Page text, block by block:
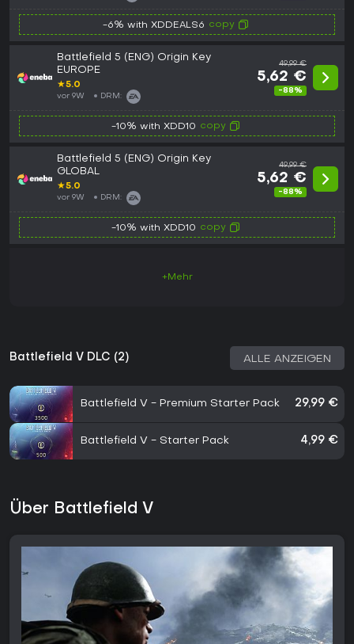
-6% with XDDEALS6 copy
Battlefield 5 (ENG) Origin Key
EUROPE
★5.0
vor 9W DRM:
49,99 €
5,62 €
-88%
-10% with XDD10 copy
Battlefield 5 (ENG) Origin Key
GLOBAL
★5.0
vor 9W DRM:
49,99 €
5,62 €
-88%
-10% with XDD10 copy
+Mehr
Battlefield V DLC (2) ALLE ANZEIGEN
Battlefield V - Premium Starter Pack 29,99 €
Battlefield V - Starter Pack 4,99 €
Über Battlefield V